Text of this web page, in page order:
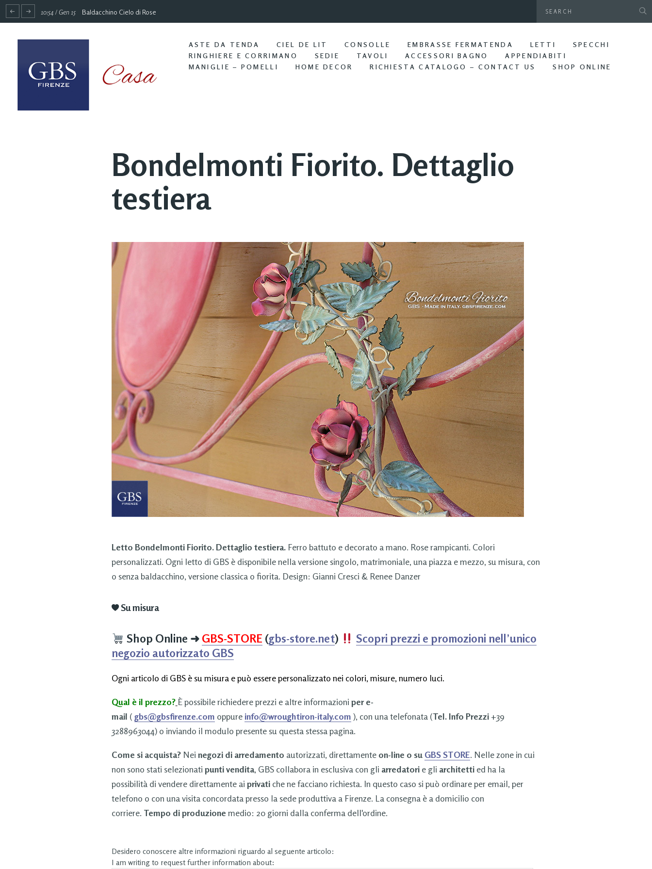
10:54 / Gen 15 Baldacchino Cielo di Rose
ASTE DA TENDA CIEL DE LIT CONSOLLE EMBRASSE FERMATENDA LETTI
SPECCHI
RINGHIERE E CORRIMANO
SEDIE TAVOLI ACCESSORI BAGNO
APPENDIABITI
MANIGLIE – POMELLI
HOME DECOR RICHIESTA CATALOGO – CONTACT US SHOP ONLINE
Bondelmonti Fiorito. Dettaglio
testiera
Letto Bondelmonti Fiorito. Dettaglio testiera.Ferro battuto e decorato a mano. Rose rampicanti. Colori
personalizzati. Ogni letto di GBS è disponibile nella versione singolo, matrimoniale, una piazza e mezzo, su misura, con
o senza baldacchino, versione classica o fiorita. Design: Gianni Cresci & Renee Danzer
Su misura
Shop Online ➜ GBS-STORE (gbs-store.net)
Scopri prezzi e promozioni nell’unico
negozio autorizzato GBS
Ogni articolo di GBS è su misura e può essere personalizzato nei colori, misure, numero luci.
Qual è il prezzo? È possibile richiedere prezzi e altre informazioni per e-
mail ( gbs@gbsfirenze.com oppure info@wroughtiron-italy.com ), con una telefonata (Tel. Info Prezzi+39
3288963044) o inviando il modulo presente su questa stessa pagina.
Come si acquista?Nei negozi di arredamento autorizzati, direttamente on-line o su GBS STORE. Nelle zone in cui
non sono stati selezionati punti vendita, GBS collabora in esclusiva con gli arredatorie gli architettied ha la
possibilità di vendere direttamente ai privatiche ne facciano richiesta. In questo caso si può ordinare per email, per
telefono o con una visita concordata presso la sede produttiva a Firenze. La consegna è a domicilio con
corriere. Tempo di produzione medio: 20 giorni dalla conferma dell'ordine.
Desidero conoscere altre informazioni riguardo al seguente articolo:
I am writing to request further information about: